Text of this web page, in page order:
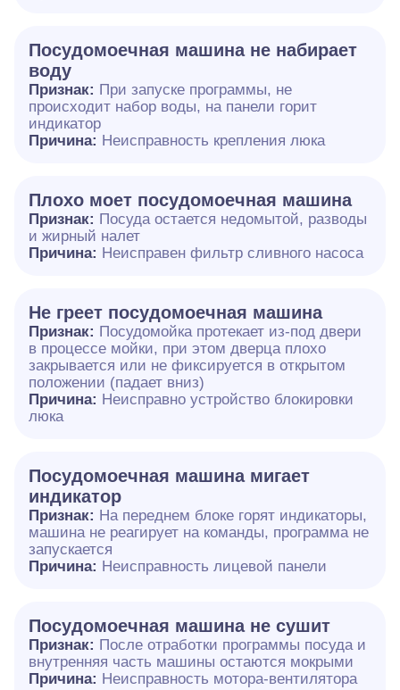
Посудомоечная машина не набирает
воду
Признак: При запуске программы, не
происходит набор воды, на панели горит
индикатор
Причина: Неисправность крепления люка
Плохо моет посудомоечная машина
Признак: Посуда остается недомытой, разводы
и жирный налет
Причина: Неисправен фильтр сливного насоса
Не греет посудомоечная машина
Признак: Посудомойка протекает из-под двери
в процессе мойки, при этом дверца плохо
закрывается или не фиксируется в открытом
положении (падает вниз)
Причина: Неисправно устройство блокировки
люка
Посудомоечная машина мигает
индикатор
Признак: На переднем блоке горят индикаторы,
машина не реагирует на команды, программа не
запускается
Причина: Неисправность лицевой панели
Посудомоечная машина не сушит
Признак: После отработки программы посуда и
внутренняя часть машины остаются мокрыми
Причина: Неисправность мотора-вентилятора